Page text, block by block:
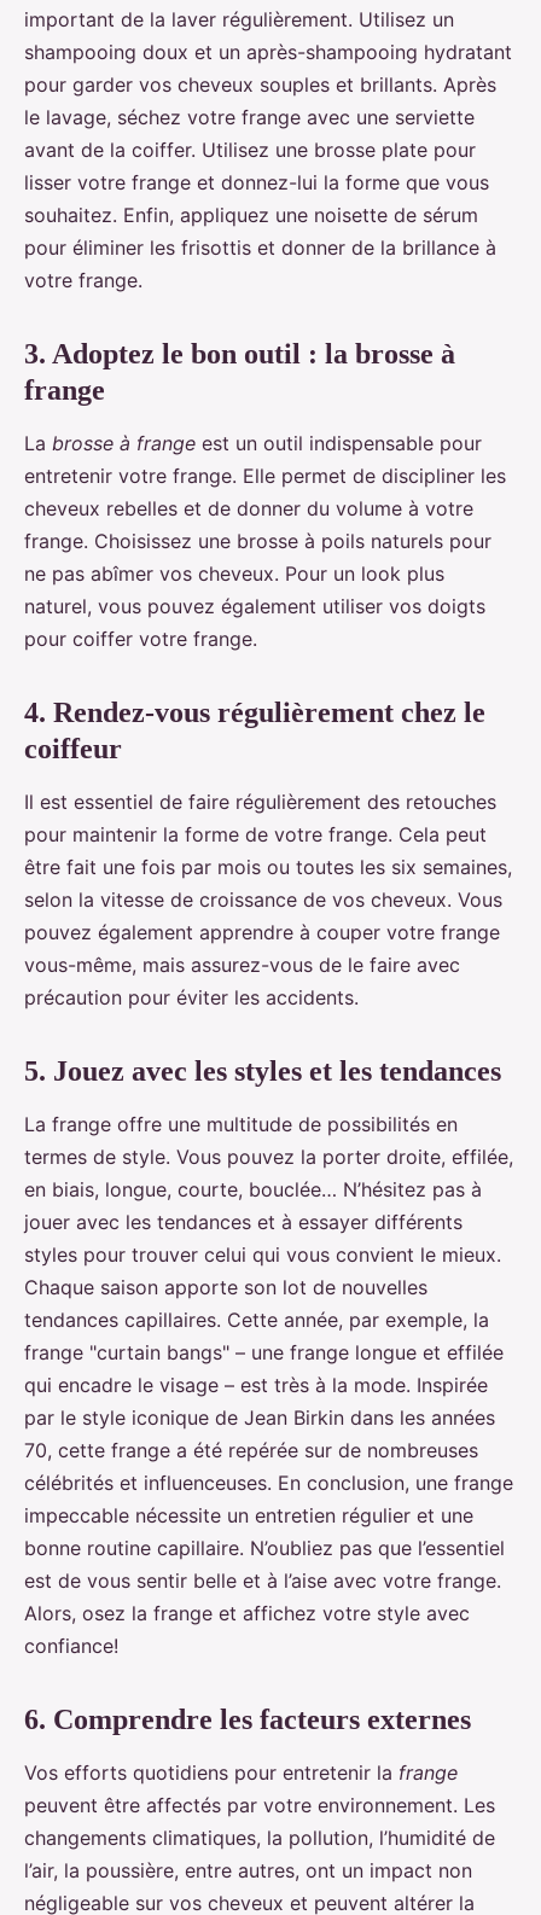
important de la laver régulièrement. Utilisez un
shampooing doux et un après-shampooing hydratant
pour garder vos cheveux souples et brillants. Après
le lavage, séchez votre frange avec une serviette
avant de la coiffer. Utilisez une brosse plate pour
lisser votre frange et donnez-lui la forme que vous
souhaitez. Enfin, appliquez une noisette de sérum
pour éliminer les frisottis et donner de la brillance à
votre frange.
3. Adoptez le bon outil : la brosse à
frange
La brosse à frange est un outil indispensable pour
entretenir votre frange. Elle permet de discipliner les
cheveux rebelles et de donner du volume à votre
frange. Choisissez une brosse à poils naturels pour
ne pas abîmer vos cheveux. Pour un look plus
naturel, vous pouvez également utiliser vos doigts
pour coiffer votre frange.
4. Rendez-vous régulièrement chez le
coiffeur
Il est essentiel de faire régulièrement des retouches
pour maintenir la forme de votre frange. Cela peut
être fait une fois par mois ou toutes les six semaines,
selon la vitesse de croissance de vos cheveux. Vous
pouvez également apprendre à couper votre frange
vous-même, mais assurez-vous de le faire avec
précaution pour éviter les accidents.
5. Jouez avec les styles et les tendances
La frange offre une multitude de possibilités en
termes de style. Vous pouvez la porter droite, effilée,
en biais, longue, courte, bouclée… N’hésitez pas à
jouer avec les tendances et à essayer différents
styles pour trouver celui qui vous convient le mieux.
Chaque saison apporte son lot de nouvelles
tendances capillaires. Cette année, par exemple, la
frange "curtain bangs" – une frange longue et effilée
qui encadre le visage – est très à la mode. Inspirée
par le style iconique de Jean Birkin dans les années
70, cette frange a été repérée sur de nombreuses
célébrités et influenceuses. En conclusion, une frange
impeccable nécessite un entretien régulier et une
bonne routine capillaire. N’oubliez pas que l’essentiel
est de vous sentir belle et à l’aise avec votre frange.
Alors, osez la frange et affichez votre style avec
confiance!
6. Comprendre les facteurs externes
Vos efforts quotidiens pour entretenir la frange
peuvent être affectés par votre environnement. Les
changements climatiques, la pollution, l’humidité de
l’air, la poussière, entre autres, ont un impact non
négligeable sur vos cheveux et peuvent altérer la